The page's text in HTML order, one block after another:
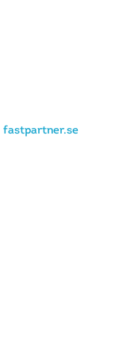
fastpartner.se